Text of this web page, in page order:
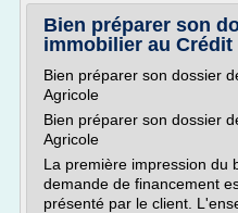
Bien préparer son
immobilier au Crédit
Bien préparer son dossier
Agricole
Bien préparer son dossier
Agricole
La première impression du
demande de financement
présenté par le client.